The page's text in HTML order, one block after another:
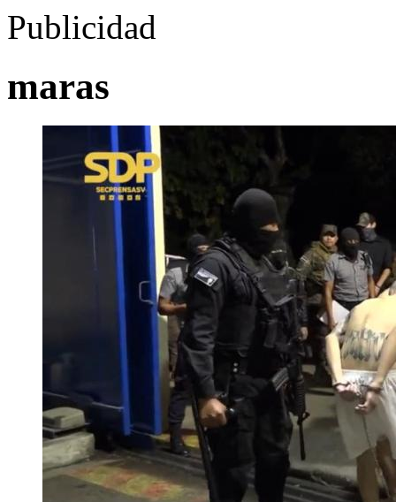
Publicidad
maras